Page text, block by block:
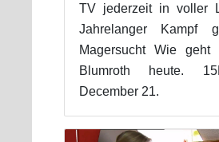
TV jederzeit in voller
Jahrelanger Kampf
Magersucht Wie geht
Blumroth heute.
December 21.